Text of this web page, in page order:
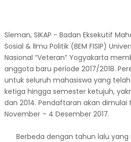
Sleman, SIKAP - Badan Eksekutif
Sosial & Ilmu Politik (BEM FISIP)
Nasional “Veteran” Yogyakarta
anggota baru periode 2017/2018.
untuk seluruh mahasiswa yang
ketiga hingga semester ketujuh,
dan 2014. Pendaftaran akan
November – 4 Desember 2017.
Berbeda dengan tahun lalu yang